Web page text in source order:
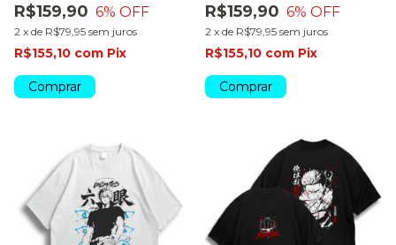
R$159,90 6% OFF
2 x de R$79,95 sem juros
R$155,10 com Pix
Comprar
R$159,90 6% OFF
2 x de R$79,95 sem juros
R$155,10 com Pix
Comprar